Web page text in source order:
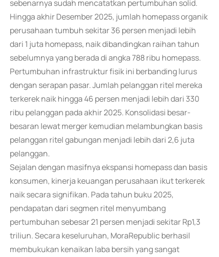
sebenarnya sudah mencatatkan pertumbuhan solid.
Hingga akhir Desember 2025, jumlah homepass organik
perusahaan tumbuh sekitar 36 persen menjadi lebih
dari 1 juta homepass, naik dibandingkan raihan tahun
sebelumnya yang berada di angka 788 ribu homepass.
Pertumbuhan infrastruktur fisik ini berbanding lurus
dengan serapan pasar. Jumlah pelanggan ritel mereka
terkerek naik hingga 46 persen menjadi lebih dari 330
ribu pelanggan pada akhir 2025. Konsolidasi besar-
besaran lewat merger kemudian melambungkan basis
pelanggan ritel gabungan menjadi lebih dari 2,6 juta
pelanggan.
Sejalan dengan masifnya ekspansi homepass dan basis
konsumen, kinerja keuangan perusahaan ikut terkerek
naik secara signifikan. Pada tahun buku 2025,
pendapatan dari segmen ritel menyumbang
pertumbuhan sebesar 21 persen menjadi sekitar Rp1,3
triliun. Secara keseluruhan, MoraRepublic berhasil
membukukan kenaikan laba bersih yang sangat